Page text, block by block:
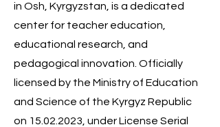
in Osh, Kyrgyzstan, is a dedicated
center for teacher education,
educational research, and
pedagogical innovation. Officially
licensed by the Ministry of Education
and Science of the Kyrgyz Republic
on 15.02.2023 , under License Serial